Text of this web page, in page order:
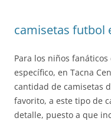
camisetas futbol
Para los niños
específico, en Tacna
cantidad de camisetas
favorito, a este tipo de
detalle, puesto a que